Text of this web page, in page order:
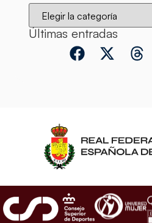
Últimas entradas